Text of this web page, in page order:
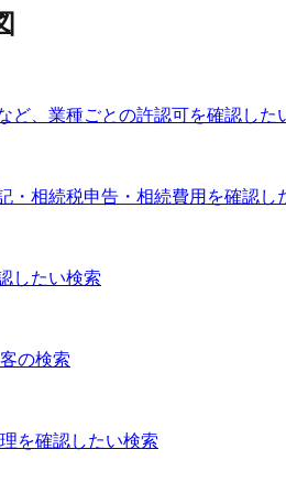
ど、業種ごとの許認可を確認した
・相続税申告・相続費用を確認し
したい検索
の検索
を確認したい検索